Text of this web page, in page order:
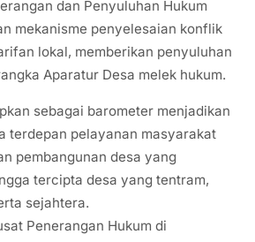
dan Penyuluhan Hukum
mekanisme penyelesaian konflik
lokal, memberikan penyuluhan
Aparatur Desa melek hukum.
sebagai barometer menjadikan
terdepan pelayanan masyarakat
pembangunan desa yang
tercipta desa yang tentram,
sejahtera.
Penerangan Hukum di